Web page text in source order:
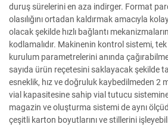
duruş sürelerini en aza indirger. Format
olasılığını ortadan kaldırmak amacıyla
olacak şekilde hızlı bağlantı
kodlamalıdır. Makinenin kontrol sistemi,
kurulum parametrelerini anında
sayıda ürün reçetesini saklayacak şekilde
esneklik, hız ve doğruluk kaybedilmeden 2
vial kapasitesine sahip vial tutucu sistemine
magazin ve oluşturma sistemi de aynı
çeşitli karton boyutlarını ve stillerini